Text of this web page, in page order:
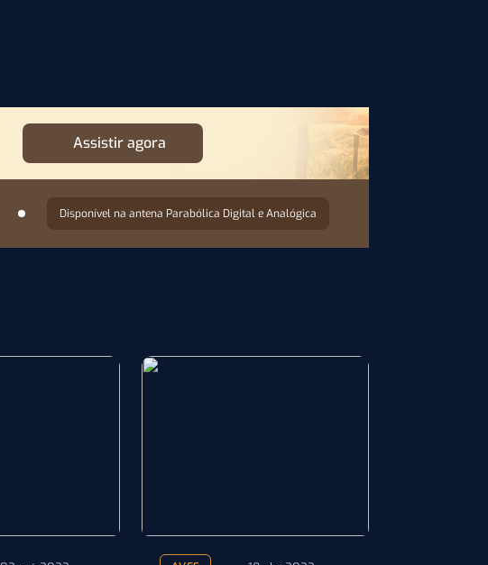
Assistir agora
Disponível na antena Parabólica Digital e Analógica